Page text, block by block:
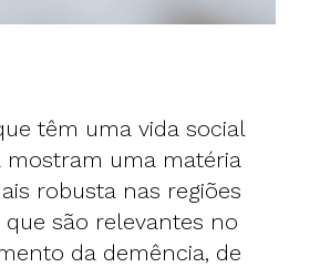
têm uma vida social
mostram uma matéria
robusta nas regiões
são relevantes no
da demência, de